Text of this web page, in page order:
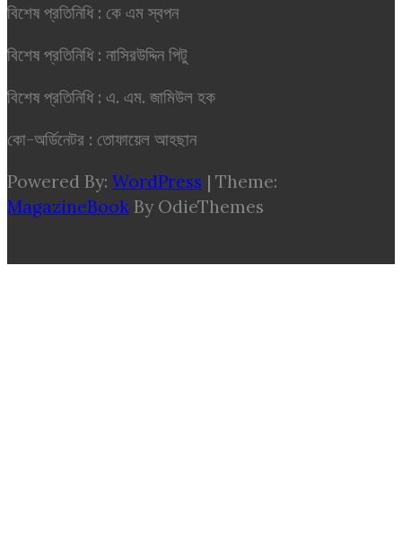
বিশেষ প্রতিনিধি : কে এম স্বপন
বিশেষ প্রতিনিধি : নাসিরউদ্দিন পিটু
বিশেষ প্রতিনিধি : এ. এম. জামিউল হক
কো-অর্ডিনেটর : তোফায়েল আহছান
Powered By: WordPress | Theme:
MagazineBook By OdieThemes